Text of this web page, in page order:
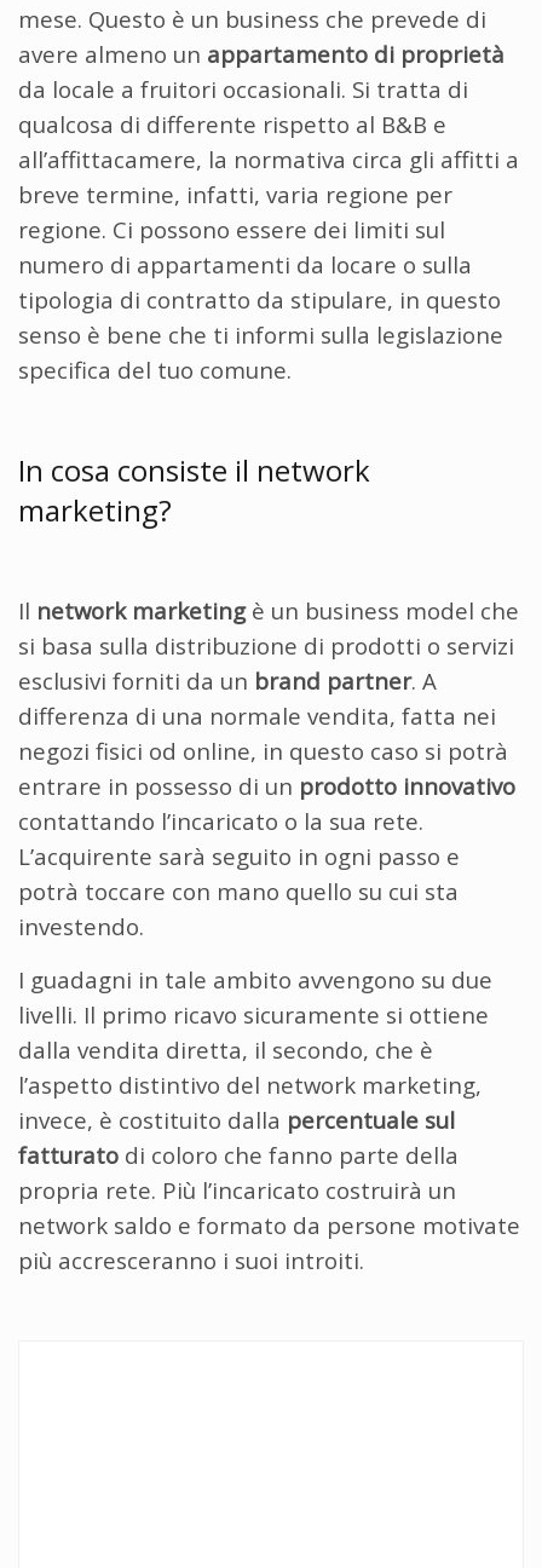
mese. Questo è un business che prevede di
avere almeno un appartamento di proprietà
da locale a fruitori occasionali. Si tratta di
qualcosa di differente rispetto al B&B e
all’affittacamere, la normativa circa gli affitti a
breve termine, infatti, varia regione per
regione. Ci possono essere dei limiti sul
numero di appartamenti da locare o sulla
tipologia di contratto da stipulare, in questo
senso è bene che ti informi sulla legislazione
specifica del tuo comune.
In cosa consiste il network
marketing?
Il network marketingè un business model che
si basa sulla distribuzione di prodotti o servizi
esclusivi forniti da un brand partner. A
differenza di una normale vendita, fatta nei
negozi fisici od online, in questo caso si potrà
entrare in possesso di un prodotto innovativo
contattando l’incaricato o la sua rete.
L’acquirente sarà seguito in ogni passo e
potrà toccare con mano quello su cui sta
investendo.
I guadagni in tale ambito avvengono su due
livelli. Il primo ricavo sicuramente si ottiene
dalla vendita diretta, il secondo, che è
l’aspetto distintivo del network marketing,
invece, è costituito dalla percentuale sul
fatturato di coloro che fanno parte della
propria rete. Più l’incaricato costruirà un
network saldo e formato da persone motivate
più accresceranno i suoi introiti.